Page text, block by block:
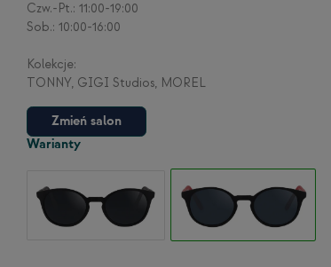
Zmień salon
Czw.-Pt.: 11:00-19:00
Sob.: 10:00-16:00
Kolekcje:
TONNY, GIGI Studios, MOREL
Warianty